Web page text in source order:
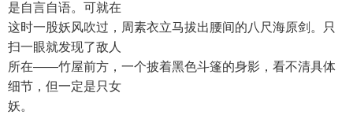
是自言自语。可就在
这时一股妖风吹过，周素衣立马拔出腰间的八尺海原剑。只
扫一眼就发现了敌人
所在——竹屋前方，一个披着黑色斗篷的身影，看不清具体
细节，但一定是只女
妖。